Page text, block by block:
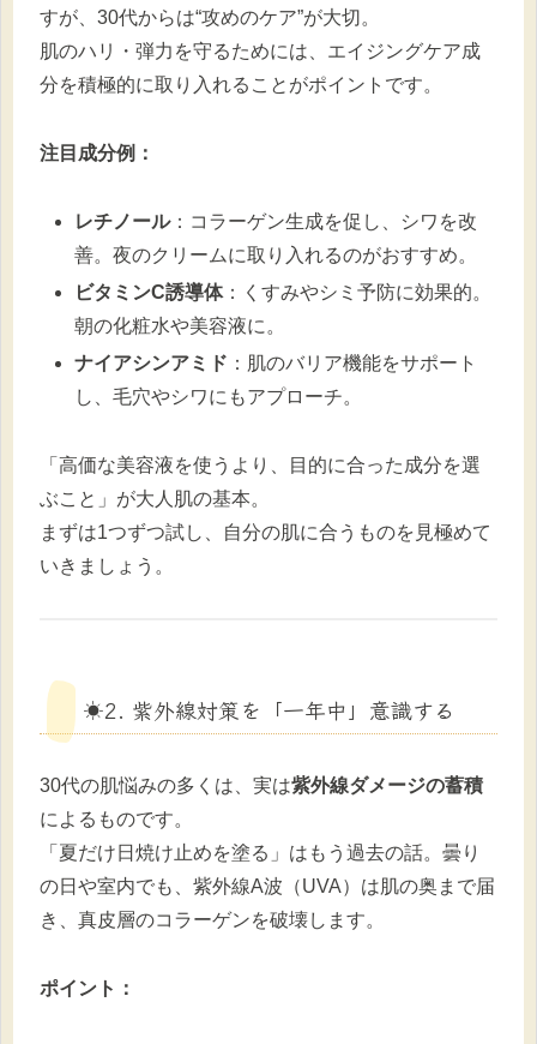
すが、30代からは“攻めのケア”が大切。
肌のハリ・弾力を守るためには、エイジングケア成
分を積極的に取り入れることがポイントです。
注目成分例：
レチノール：コラーゲン生成を促し、シワを改
善。夜のクリームに取り入れるのがおすすめ。
ビタミンC誘導体：くすみやシミ予防に効果的。
朝の化粧水や美容液に。
ナイアシンアミド ：肌のバリア機能をサポート
し、毛穴やシワにもアプローチ。
「高価な美容液を使うより、目的に合った成分を選
ぶこと」が大人肌の基本。
まずは1つずつ試し、自分の肌に合うものを見極めて
いきましょう。
☀️2. 紫外線対策を「一年中」意識する
30代の肌悩みの多くは、実は紫外線ダメージの蓄積
によるものです。
「夏だけ日焼け止めを塗る」はもう過去の話。曇り
の日や室内でも、紫外線A波（UVA）は肌の奥まで届
き、真皮層のコラーゲンを破壊します。
ポイント：